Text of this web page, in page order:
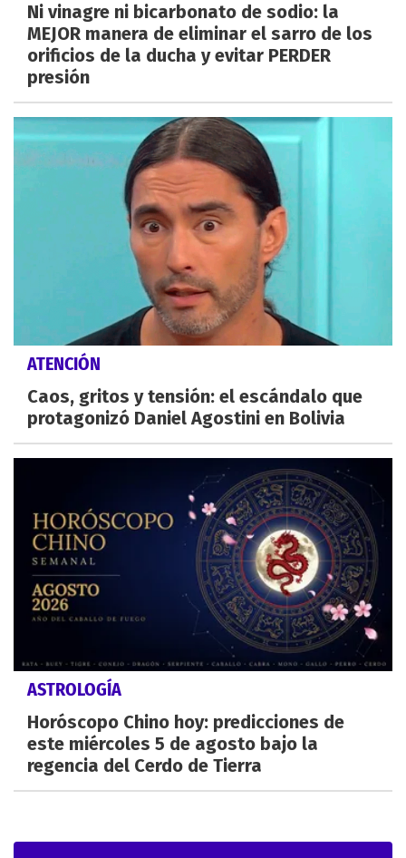
Ni vinagre ni bicarbonato de sodio: la
MEJOR manera de eliminar el sarro de los
orificios de la ducha y evitar PERDER
presión
ATENCIÓN
Caos, gritos y tensión: el escándalo que
protagonizó Daniel Agostini en Bolivia
ASTROLOGÍA
Horóscopo Chino hoy: predicciones de
este miércoles 5 de agosto bajo la
regencia del Cerdo de Tierra